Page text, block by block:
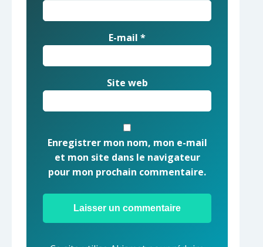
E-mail *
Site web
Enregistrer mon nom, mon e-mail
et mon site dans le navigateur
pour mon prochain commentaire.